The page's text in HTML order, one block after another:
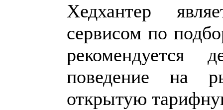
Хедхантер
сервисом по
рекомендуется
поведение на
открытую